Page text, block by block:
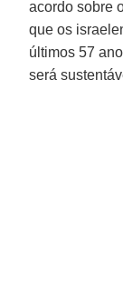
acordo sobre
que os
últimos 57
será